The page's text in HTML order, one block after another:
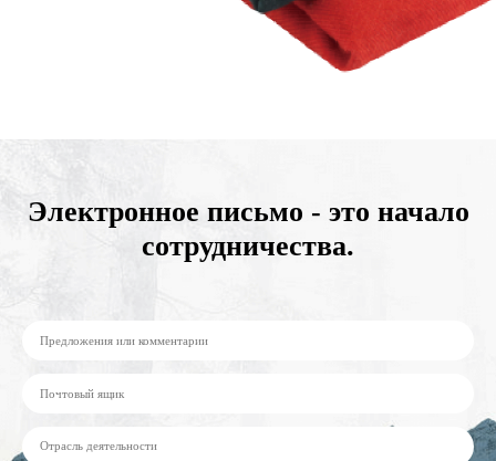
Электронное письмо - это начало
сотрудничества.